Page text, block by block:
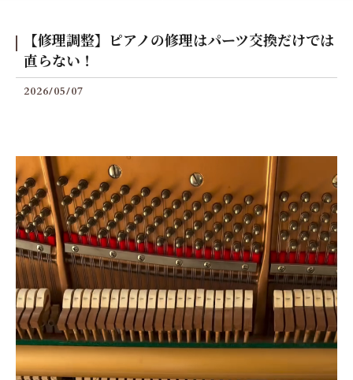
【修理調整】ピアノの修理はパーツ交換だけでは
直らない！
2026/05/07